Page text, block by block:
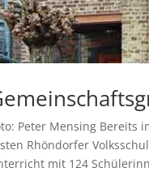
Peter Mensing Bereits
Rhöndorfer
mit 124